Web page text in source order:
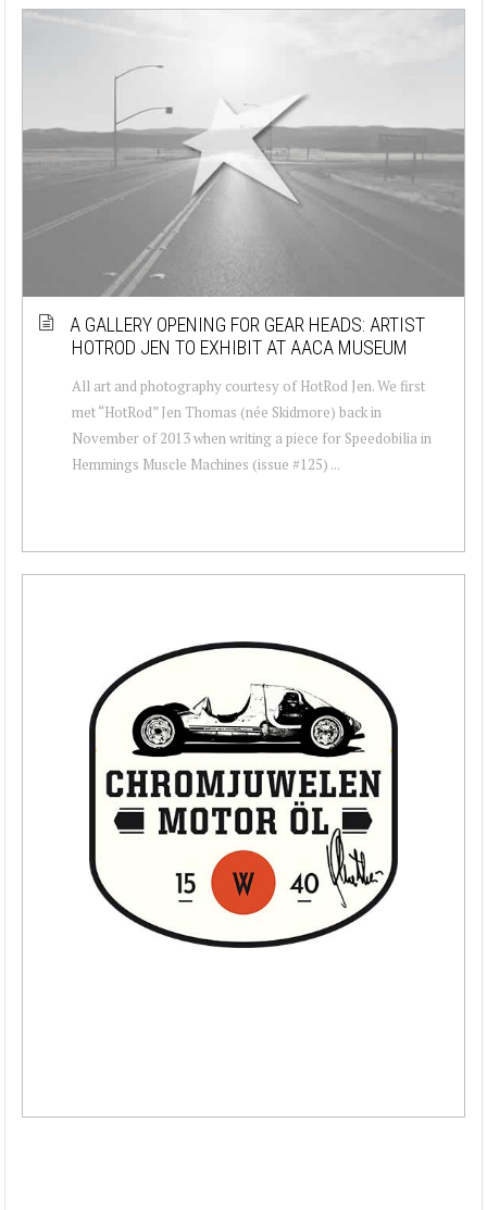
A GALLERY OPENING FOR GEAR HEADS: ARTIST
HOTROD JEN TO EXHIBIT AT AACA MUSEUM
All art and photography courtesy of HotRod Jen. We first
met “HotRod” Jen Thomas (née Skidmore) back in
November of 2013 when writing a piece for Speedobilia in
Hemmings Muscle Machines (issue #125) ...